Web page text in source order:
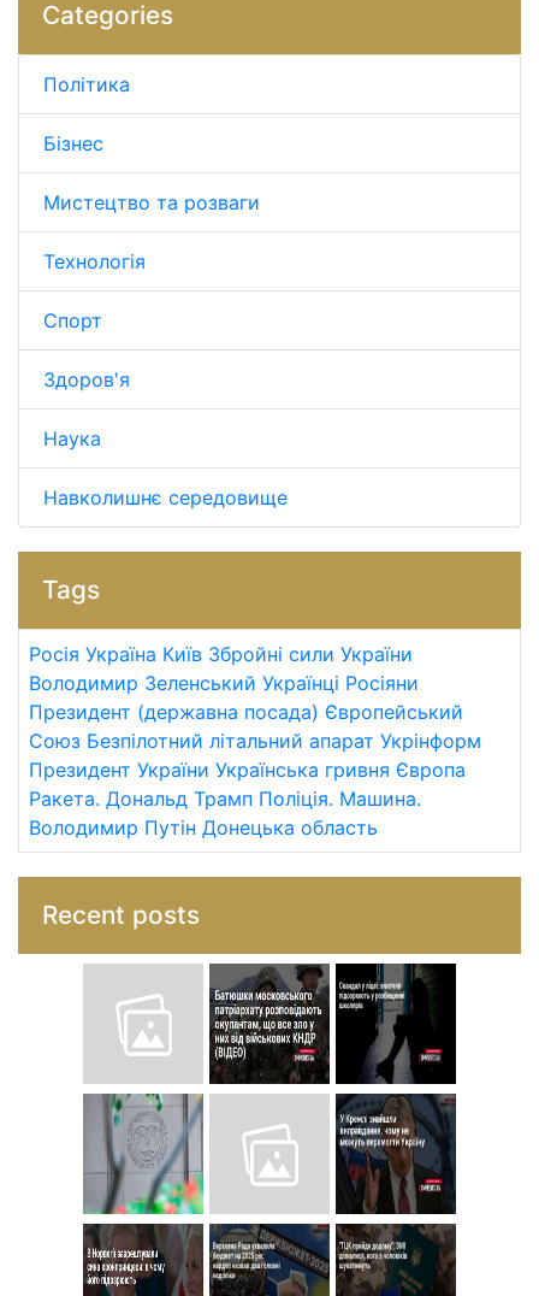
Categories
Політика
Бізнес
Мистецтво та розваги
Технологія
Спорт
Здоров'я
Наука
Навколишнє середовище
Tags
Росія Україна Київ Збройні сили України
Володимир Зеленський Українці Росіяни
Президент (державна посада) Європейський
Союз Безпілотний літальний апарат Укрінформ
Президент України Українська гривня Європа
Ракета. Дональд Трамп Поліція. Машина.
Володимир Путін Донецька область
Recent posts